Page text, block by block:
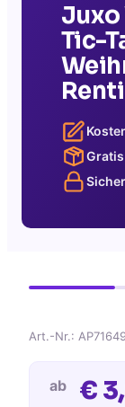
Tic-
Art.-Nr.:
ab €